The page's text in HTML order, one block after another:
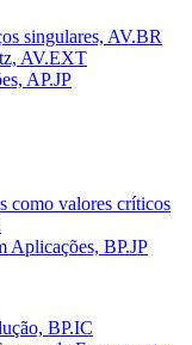
singulares, AV.BR
AV.EXT
AP.JP
como valores críticos
Aplicações, BP.JP
BP.IC